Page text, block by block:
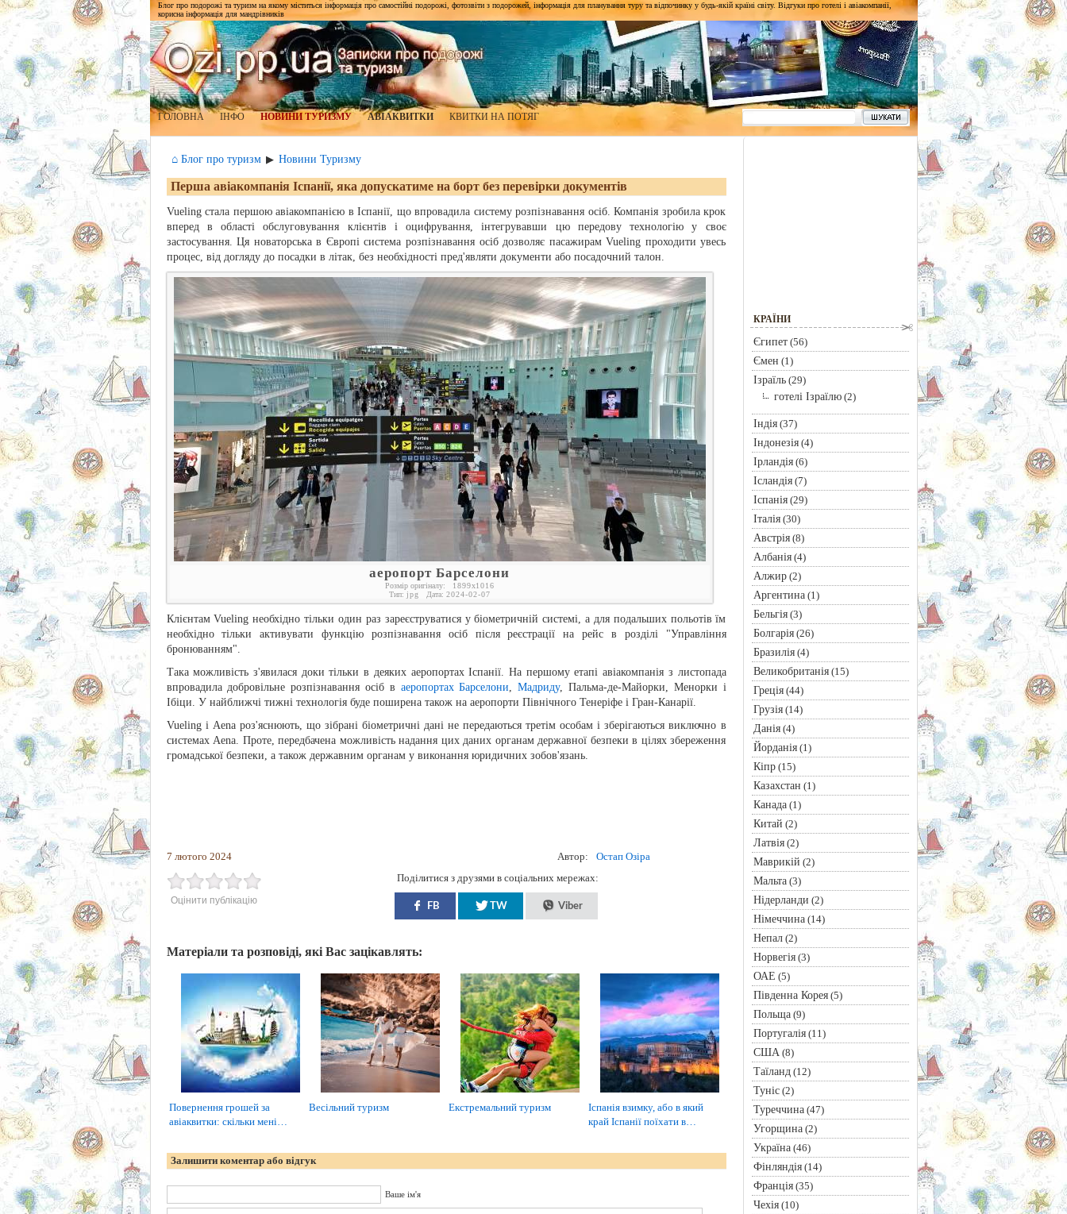
Блог про подорожі та туризм на якому міститься інформація про самостійні подорожі, фотозвіти з подорожей, інформація для планування туру та відпочинку у будь-якій країні світу. Відгуки про готелі і авіакомпанії,
корисна інформація для мандрівників
ГОЛОВНА ІНФО НОВИНИ ТУРИЗМУ АВІАКВИТКИ КВИТКИ НА ПОТЯГ
⌂ Блог про туризм ▶ Новини Туризму
Перша авіакомпанія Іспанії, яка допускатиме на борт без перевірки документів
Vueling стала першою авіакомпанією в Іспанії, що впровадила систему розпізнавання осіб. Компанія зробила крок
вперед в області обслуговування клієнтів і оцифрування, інтегрувавши цю передову технологію у своє
застосування. Ця новаторська в Європі система розпізнавання осіб дозволяє пасажирам Vueling проходити увесь
процес, від догляду до посадки в літак, без необхідності пред'являти документи або посадочний талон.
аеропорт Барселони
Розмір оригіналу: 1899x1016
Тип: jpg Дата: 2024-02-07
Клієнтам Vueling необхідно тільки один раз зареєструватися у біометричній системі, а для подальших польотів їм
необхідно тільки активувати функцію розпізнавання осіб після реєстрації на рейс в розділі "Управління
бронюванням".
Така можливість з'явилася доки тільки в деяких аеропортах Іспанії. На першому етапі авіакомпанія з листопада
впровадила добровільне розпізнавання осіб в аеропортах Барселони,Мадриду, Пальма-де-Майорки, Менорки і
Ібіци. У найближчі тижні технологія буде поширена також на аеропорти Північного Тенеріфе і Гран-Канарії.
Vueling і Aena роз'яснюють, що зібрані біометричні дані не передаються третім особам і зберігаються виключно в
системах Aena. Проте, передбачена можливість надання цих даних органам державної безпеки в цілях збереження
громадської безпеки, а також державним органам у виконання юридичних зобов'язань.
7 лютого 2024 Автор: Остап Озіра
Оцінити публікацію
Поділитися з друзями в соціальних мережах:
FB TW Viber
Матеріали та розповіді, які Вас зацікавлять:
Повернення грошей за
авіаквитки: скільки мені…
Весільний туризм Екстремальний туризм
Іспанія взимку, або в який
край Іспанії поїхати в…
Залишити коментар або відгук
Ваше ім'я
КРАЇНИ
Єгипет(56)
Ємен (1)
Ізраїль(29)
готелі Ізраїлю(2)
Індія(37)
Індонезія(4)
Ірландія(6)
Ісландія(7)
Іспанія(29)
Італія(30)
Австрія(8)
Албанія(4)
Алжир(2)
Аргентина(1)
Бельгія(3)
Болгарія(26)
Бразилія(4)
Великобританія(15)
Греція(44)
Грузія(14)
Данія(4)
Йорданія(1)
Кіпр(15)
Казахстан (1)
Канада(1)
Китай (2)
Латвія(2)
Маврикій (2)
Мальта(3)
Нідерланди (2)
Німеччина(14)
Непал(2)
Норвегія(3)
ОАЕ (5)
Південна Корея(5)
Польща(9)
Португалія(11)
США(8)
Таїланд(12)
Туніс(2)
Туреччина(47)
Угорщина(2)
Україна(46)
Фінляндія(14)
Франція(35)
Чехія(10)